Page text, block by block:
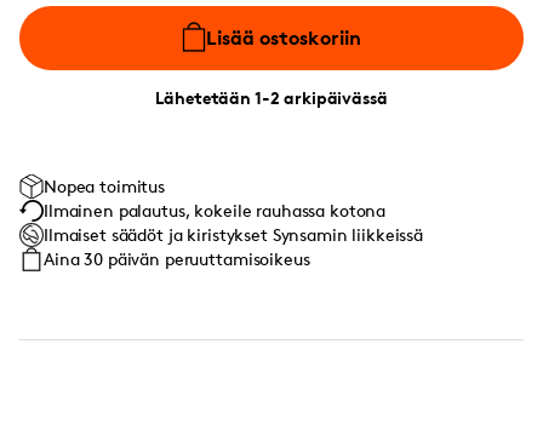
Lisää ostoskoriin
Lähetetään 1-2 arkipäivässä
Nopea toimitus
Ilmainen palautus, kokeile rauhassa kotona
Ilmaiset säädöt ja kiristykset Synsamin liikkeissä
Aina 30 päivän peruuttamisoikeus